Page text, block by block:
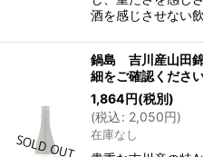
酒を感じさせない
鍋島 吉川産山
細をご確認くださ
1,864円(税別)
(税込: 2,050円)
在庫なし